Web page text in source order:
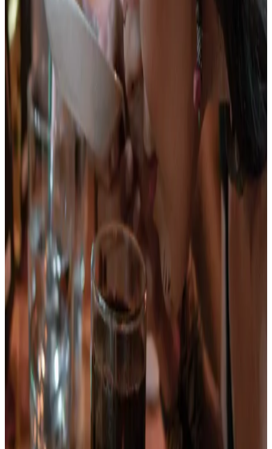
Ver plan →
Toche
2 días en Toche y en los Gigantes de Colombia
Precio desde:
$690.000
Reservar